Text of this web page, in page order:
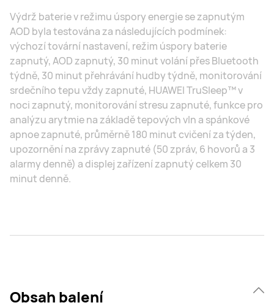
Výdrž baterie v režimu úspory energie se zapnutým
AOD byla testována za následujících podmínek:
výchozí tovární nastavení, režim úspory baterie
zapnutý, AOD zapnutý, 30 minut volání přes Bluetooth
týdně, 30 minut přehrávání hudby týdně, monitorování
srdečního tepu vždy zapnuté, HUAWEI TruSleep™ v
noci zapnutý, monitorování stresu zapnuté, funkce pro
analýzu arytmie na základě tepových vln a spánkové
apnoe zapnuté, průměrně 180 minut cvičení za týden,
upozornění na zprávy zapnuté (50 zpráv, 6 hovorů a 3
alarmy denně) a displej zařízení zapnutý celkem 30
minut denně.
Obsah balení